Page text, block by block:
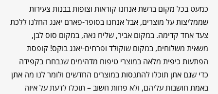
כמעט בכל מקום ברשת אנחנו קוראות וצופות בבנות צעירות
שממליצות על מוצרים, אבל אנחנו בסופר-פארם יאנג החלנו ללכת
צעד אחד קדימה. במקום אביר, שליח נאה, במקום סוס לבן,
משאית משלוחים, במקום שוקולד ופרחים-יאנג בוקס! קופסת
הפתעות כיפית מלאה במוצרי טיפוח מדהימים שנבחרו בקפידה
כדי שגם אתן תוכלו להתנסות במוצרים החדשים ולומר לנו מה אתן
באמת חושבות עליהם, ולא פחות חשוב – תוכלו לדעת על איזה